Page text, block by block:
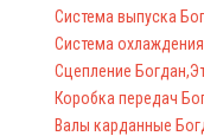
Система выпуска
Система
Сцепление
Коробка передач
Валы карданные